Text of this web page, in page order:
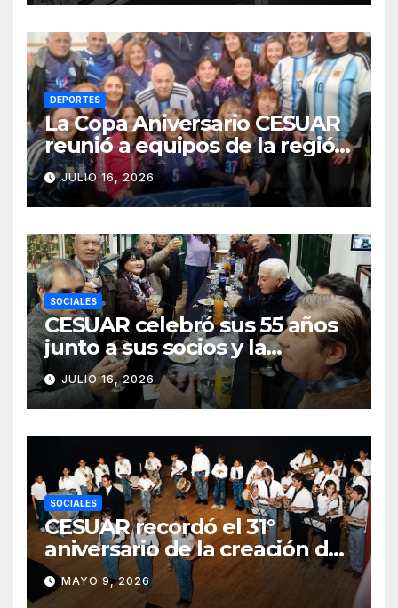
DEPORTES
La Copa Aniversario CESUAR
reunió a equipos de la región
en una jornada de newcom y
camaradería
JULIO 16, 2026
SOCIALES
CESUAR celebró sus 55 años
junto a sus socios y la
comunidad de Azul
JULIO 16, 2026
SOCIALES
CESUAR recordó el 31°
aniversario de la creación de
la Agrupación de Bandas San
Gabriel
MAYO 9, 2026